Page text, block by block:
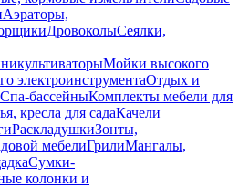
Аэраторы,
ДровоколыСеялки,
Мойки высокого
электроинструментаОтдых и
Спа-бассейныКомплекты мебели для
кресла для садаКачели
РаскладушкиЗонты,
мебелиГрилиМангалы,
Сумки-
колонки и